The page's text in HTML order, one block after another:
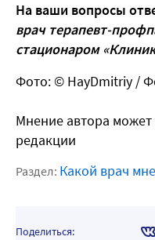
На ваши вопросы
врач терапевт-
стационаром
Фото: © HayDmitriy /
Мнение автора
редакции
Раздел: Какой врач
Поделиться: